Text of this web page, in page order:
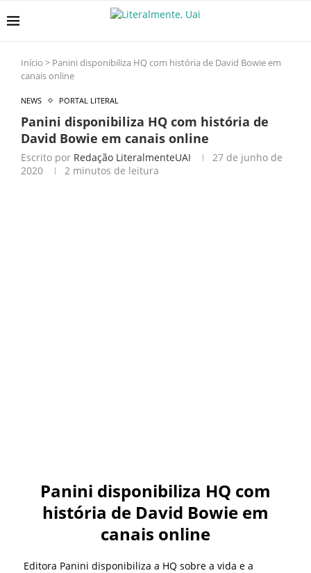
Início > Panini disponibiliza HQ com história de David Bowie em
canais online
NEWS PORTAL LITERAL
Panini disponibiliza HQ com história de
David Bowie em canais online
Escrito por Redação LiteralmenteUAI
27 de junho de
2020
2 minutos de leitura
Panini disponibiliza HQ com
história de David Bowie em
canais online
Editora Panini disponibiliza a HQ sobre a vida e a